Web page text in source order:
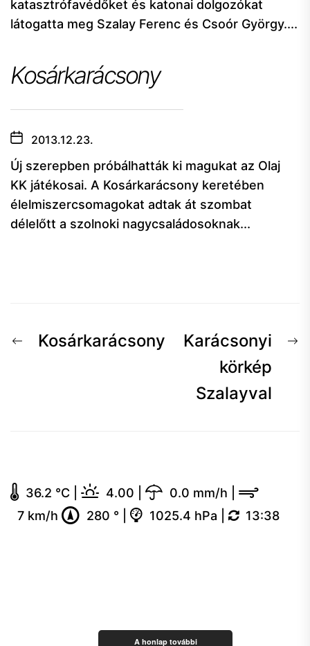
katasztrófavédőket és katonai dolgozókat
látogatta meg Szalay Ferenc és Csoór György....
Kosárkarácsony
2013.12.23.
Új szerepben próbálhatták ki magukat az Olaj
KK játékosai. A Kosárkarácsony keretében
élelmiszercsomagokat adtak át szombat
délelőtt a szolnoki nagycsaládosoknak...
Bejegyzés
ElőzőKosárkarácsony
Karácsonyi
körkép
Szalayval
36.2 °C 4.00 0.0 mm/h
7 km/h
280 ° 1025.4 hPa 13:38
A honlap további